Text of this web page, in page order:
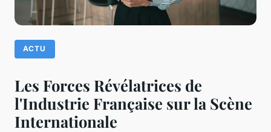
ACTU
Les Forces Révélatrices de
l'Industrie Française sur la Scène
Internationale